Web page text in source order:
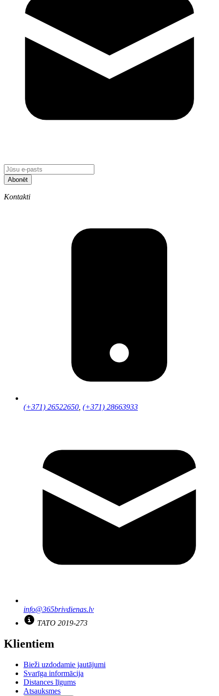
Abonēt
Kontakti
(+371) 26522650, (+371) 28663933
info@365brivdienas.lv
TATO 2019-273
Klientiem
Bieži uzdodamie jautājumi
Svarīga informācija
Distances līgums
Atsauksmes